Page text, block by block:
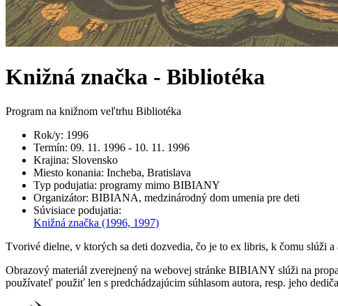
Knižná značka - Bibliotéka
Program na knižnom veľtrhu Bibliotéka
Rok/y: 1996
Termín: 09. 11. 1996 - 10. 11. 1996
Krajina: Slovensko
Miesto konania: Incheba, Bratislava
Typ podujatia: programy mimo BIBIANY
Organizátor: BIBIANA, medzinárodný dom umenia pre deti
Súvisiace podujatia:
Knižná značka (1996, 1997)
Tvorivé dielne, v ktorých sa deti dozvedia, čo je to ex libris, k čomu
Obrazový materiál zverejnený na webovej stránke BIBIANY slúži na
používateľ použiť len s predchádzajúcim súhlasom autora, resp. jeho